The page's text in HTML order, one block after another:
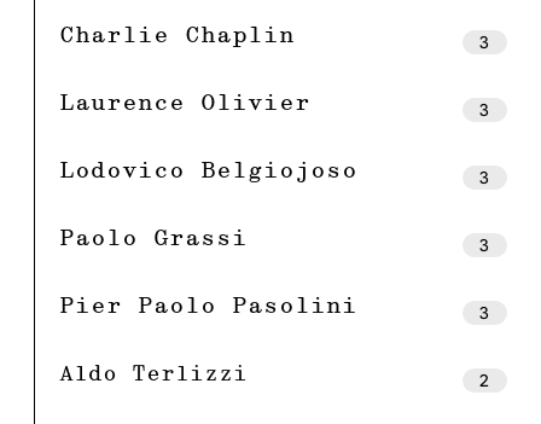
Charlie Chaplin 3
Laurence Olivier 3
Lodovico Belgiojoso 3
Paolo Grassi 3
Pier Paolo Pasolini 3
Aldo Terlizzi 2